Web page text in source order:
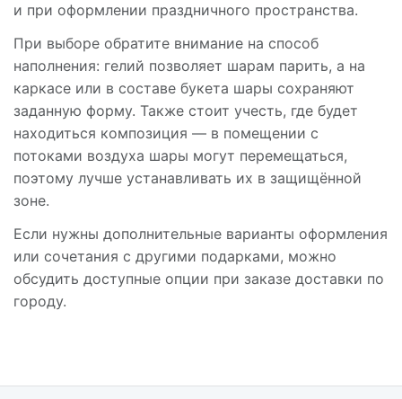
и при оформлении праздничного пространства.
При выборе обратите внимание на способ
наполнения: гелий позволяет шарам парить, а на
каркасе или в составе букета шары сохраняют
заданную форму. Также стоит учесть, где будет
находиться композиция — в помещении с
потоками воздуха шары могут перемещаться,
поэтому лучше устанавливать их в защищённой
зоне.
Если нужны дополнительные варианты оформления
или сочетания с другими подарками, можно
обсудить доступные опции при заказе доставки по
городу.